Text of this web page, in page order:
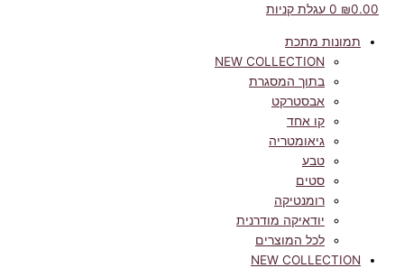
₪0.00
0 עגלת קניות
תמונות מתכת
NEW COLLECTION
בתוך המסגרת
אבסטרקט
קו אחד
גיאומטריה
טבע
סטים
רומנטיקה
יודאיקה מודרנית
לכל המוצרים
NEW COLLECTION